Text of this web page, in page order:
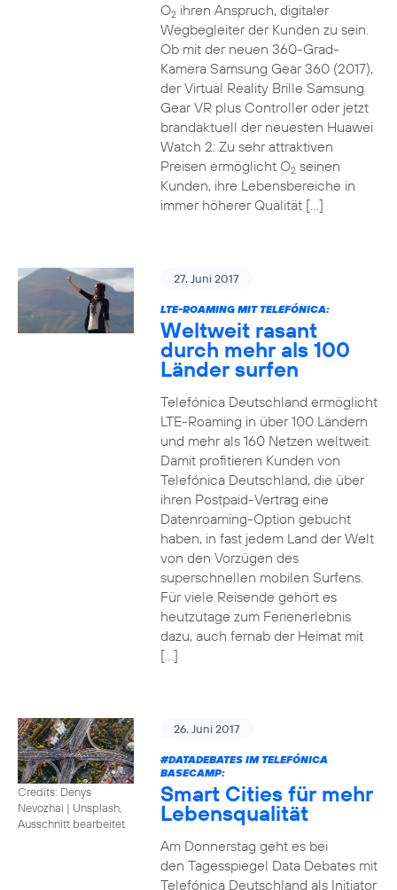
O2ihren Anspruch, digitaler
Wegbegleiter der Kunden zu sein.
Ob mit der neuen 360-Grad-
Kamera Samsung Gear 360 (2017),
der Virtual Reality Brille Samsung
Gear VR plus Controller oder jetzt
brandaktuell der neuesten Huawei
Watch 2: Zu sehr attraktiven
Preisen ermöglicht O2seinen
Kunden, ihre Lebensbereiche in
immer höherer Qualität […]
27. Juni 2017
LTE-ROAMING MIT TELEFÓNICA:
Weltweit rasant
durch mehr als 100
Länder surfen
Telefónica Deutschland ermöglicht
LTE-Roaming in über 100 Ländern
und mehr als 160 Netzen weltweit.
Damit profitieren Kunden von
Telefónica Deutschland, die über
ihren Postpaid-Vertrag eine
Datenroaming-Option gebucht
haben, in fast jedem Land der Welt
von den Vorzügen des
superschnellen mobilen Surfens.
Für viele Reisende gehört es
heutzutage zum Ferienerlebnis
dazu, auch fernab der Heimat mit
[…]
Credits: Denys
Nevozhai | Unsplash,
Ausschnitt bearbeitet
26. Juni 2017
#DATADEBATESIM TELEFÓNICA
BASECAMP:
Smart Cities für mehr
Lebensqualität
Am Donnerstag geht es bei
den Tagesspiegel Data Debates mit
Telefónica Deutschland als Initiator